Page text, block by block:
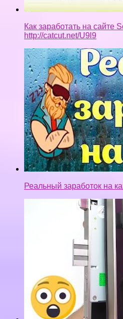
Как заработать на сайте
http://catcut.net/U9l9
Реальный заработок на